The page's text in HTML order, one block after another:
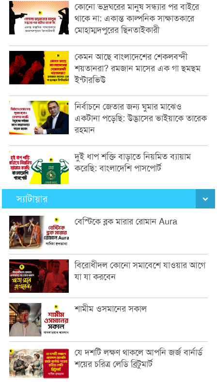
কোনো ভদ্রঘরের মানুষ সন্ধ্যার পর বাইরে
থাকে না: একান্ত কাল্পনিক সাক্ষাতকারে
মোহাম্মদপুরের ছিনতাইকারী
কেমন আছে বাংলাদেশের শেকলবন্দী
শয়তানরা? রমজান মাসের এক গা ছমছম
ইন্টারভিউ
নির্বাচনে জেতার জন্য ঘুমার মাঝেও
একটানা পড়েছি: উদ্ভাসের ভাইয়াকে তারেক
রহমান
দুই ধাপ শক্তি বাড়াতে নিয়মিত ব্যায়াম
করেছি: বাংলাদেশি পাসপোর্ট
স্যাটায়ার
বেস্টিকে ব্লক মারার রোমান Aura
বিরোধীদল কোনো সমাবেশে যাওয়ার আগে
যা যা করবেন
শামীম ওসমানের সকাল
যে দশটি লক্ষণ থাকলে আপনি জর্জ বার্নার্ড
শয়ের চরিত্র লেডি ব্রিটুমার্ট